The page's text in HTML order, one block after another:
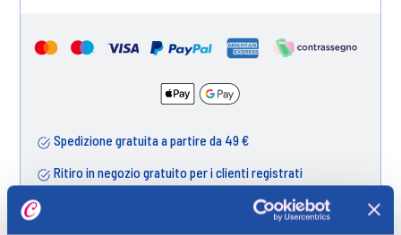
Spedizione gratuita a partire da 49 €
Ritiro in negozio gratuito per i clienti registrati